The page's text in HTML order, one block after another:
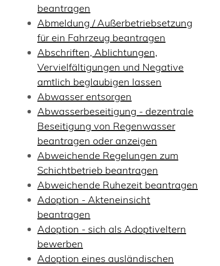
beantragen
Abmeldung / Außerbetriebsetzung
für ein Fahrzeug beantragen
Abschriften, Ablichtungen,
Vervielfältigungen und Negative
amtlich beglaubigen lassen
Abwasser entsorgen
Abwasserbeseitigung - dezentrale
Beseitigung von Regenwasser
beantragen oder anzeigen
Abweichende Regelungen zum
Schichtbetrieb beantragen
Abweichende Ruhezeit beantragen
Adoption - Akteneinsicht
beantragen
Adoption - sich als Adoptiveltern
bewerben
Adoption eines ausländischen